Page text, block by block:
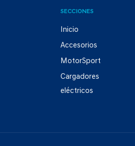
SECCIONES
Inicio
Accesorios
MotorSport
Cargadores
eléctricos